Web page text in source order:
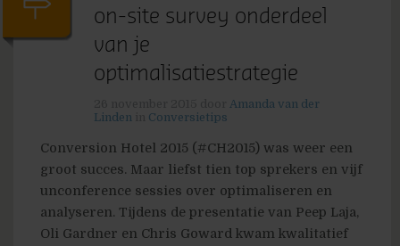
on-site survey onderdeel
van je
optimalisatiestrategie
Amanda van der
Linden
Conversietips
Conversion Hotel 2015 (#CH2015) was weer een
groot succes. Maar liefst tien top sprekers en vijf
unconference sessies over optimaliseren en
analyseren. Tijdens de presentatie van Peep Laja,
Oli Gardner en Chris Goward kwam kwalitatief